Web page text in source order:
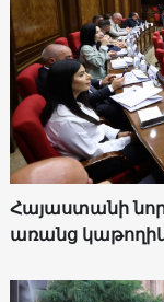
Հայաստանի
առանց